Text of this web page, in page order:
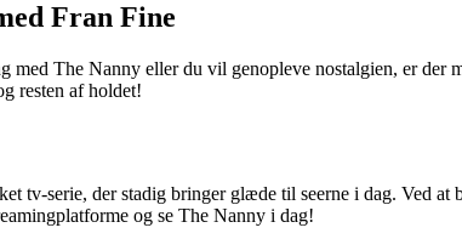
Fran Fine
med The Nanny eller du vil genopleve nostalgien, er
resten af holdet!
tv-serie, der stadig bringer glæde til seerne i dag. Ved
og se The Nanny i dag!